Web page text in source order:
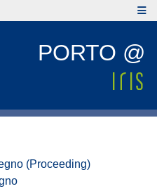
PORTO @
(Proceeding)